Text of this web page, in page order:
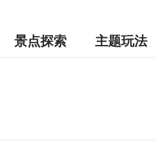
景点探索 主题玩法